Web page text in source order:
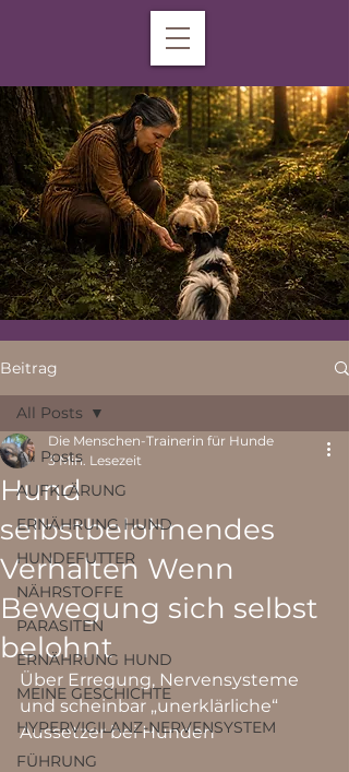
Beitrag
All Posts
AUFKLÄRUNG
ERNÄHRUNG HUND
HUNDEFUTTER
NÄHRSTOFFE
PARASITEN
ERNÄHRUNG HUND
MEINE GESCHICHTE
HYPERVIGILANZ-NERVENSYSTEM
FÜHRUNG
All Posts
Hund
selbstbelohnendes
Verhalten Wenn
Bewegung sich selbst
belohnt
Die Menschen-Trainerin für Hunde
3 Min. Lesezeit
Über Erregung, Nervensysteme
und scheinbar „unerklärliche“
Aussetzer bei Hunden